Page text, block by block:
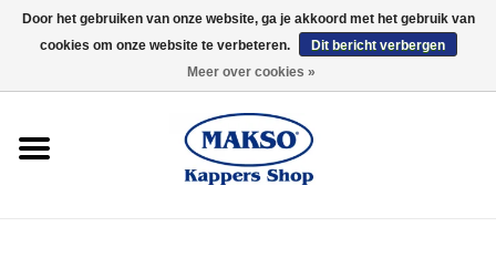
0 Artikelen - €0,00
Door het gebruiken van onze website, ga je akkoord met het gebruik van
cookies om onze website te verbeteren.
Dit bericht verbergen
Meer over cookies »